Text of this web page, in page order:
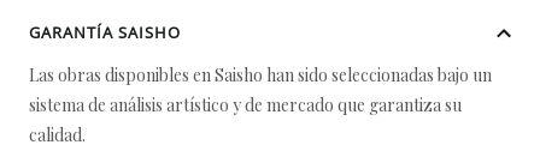
GARANTÍA SAISHO
Las obras disponibles en Saisho han sido seleccionadas bajo un
sistema de análisis artístico y de mercado que garantiza su
calidad.